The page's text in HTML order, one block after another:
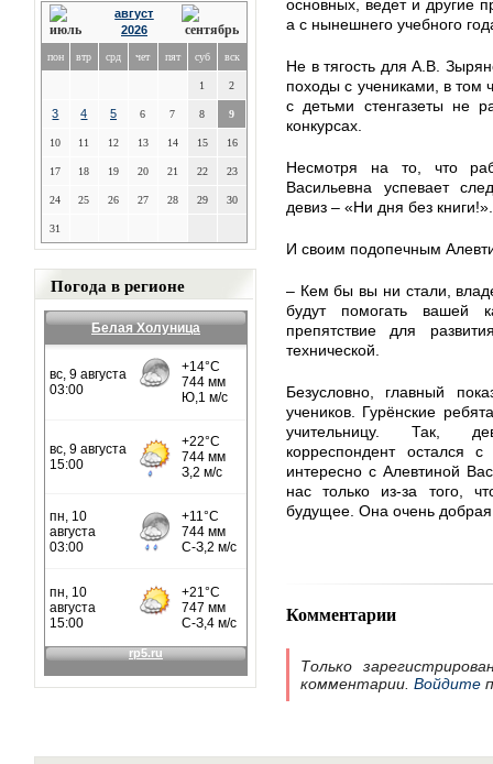
август
2026
пон втр срд чет пят суб вск
1 2
3 4 5 6 7 8 9
10 11 12 13 14 15 16
17 18 19 20 21 22 23
24 25 26 27 28 29 30
31
Погода в регионе
Белая Холуница
основных, ведет и другие
а с нынешнего учебного
Не в тягость для А.В.
походы с учениками, в
с детьми стенгазеты не
конкурсах.
Несмотря на то, что
Васильевна успевает
девиз – «Ни дня без книги!».
И своим подопечным
– Кем бы вы ни стали,
будут помогать вашей
препятствие для
технической.
Безусловно, главный
учеников. Гурёнские
учительницу. Так,
корреспондент остался
интересно с Алевтиной
нас только из-за того,
будущее. Она очень
Комментарии
Только
комментарии. Войдите